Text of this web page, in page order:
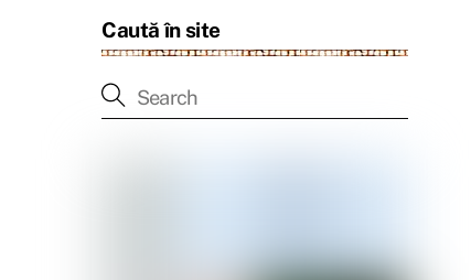
Caută în site